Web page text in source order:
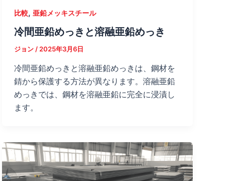
比較, 亜鉛メッキスチール
冷間亜鉛めっきと溶融亜鉛めっき
ジョン/2025年3月6日
冷間亜鉛めっきと溶融亜鉛めっきは、鋼材を
錆から保護する方法が異なります。溶融亜鉛
めっきでは、鋼材を溶融亜鉛に完全に浸漬し
ます。